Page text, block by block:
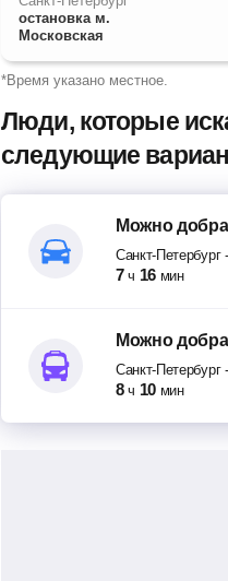
остановка м.
Московская
*Время указано местное.
Люди, которые
следующие
Можно
Санкт-Петербург-
7 ч 16 мин
Можно
Санкт-Петербург-
8 ч 10 мин